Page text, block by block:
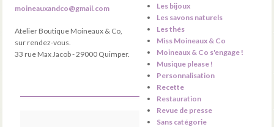
Les bijoux
Les savons naturels
Les thés
Miss Moineaux & Co
Moineaux & Co s'engage !
Musique please !
Personnalisation
Recette
Restauration
Revue de presse
Sans catégorie
moineauxandco@gmail.com
Atelier Boutique Moineaux & Co,
sur rendez-vous.
33 rue Max Jacob - 29000 Quimper.